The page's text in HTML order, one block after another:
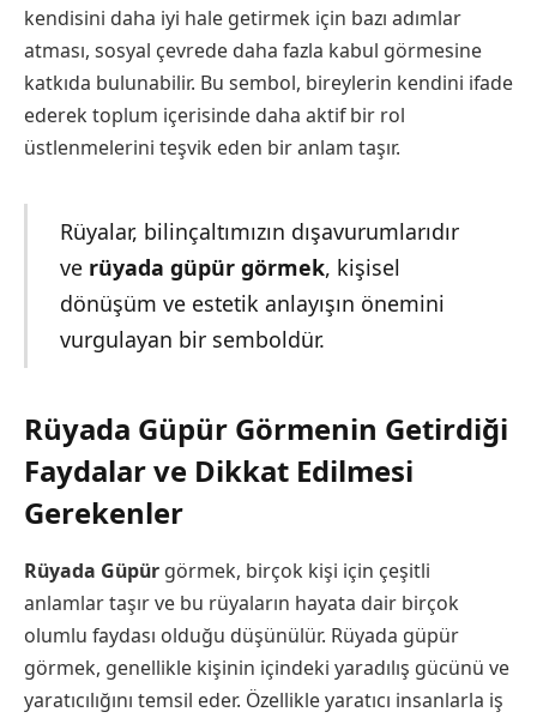
kendisini daha iyi hale getirmek için bazı adımlar
atması, sosyal çevrede daha fazla kabul görmesine
katkıda bulunabilir. Bu sembol, bireylerin kendini ifade
ederek toplum içerisinde daha aktif bir rol
üstlenmelerini teşvik eden bir anlam taşır.
Rüyalar, bilinçaltımızın dışavurumlarıdır
ve rüyada güpür görmek, kişisel
dönüşüm ve estetik anlayışın önemini
vurgulayan bir semboldür.
Rüyada Güpür Görmenin Getirdiği
Faydalar ve Dikkat Edilmesi
Gerekenler
Rüyada Güpür görmek, birçok kişi için çeşitli
anlamlar taşır ve bu rüyaların hayata dair birçok
olumlu faydası olduğu düşünülür. Rüyada güpür
görmek, genellikle kişinin içindeki yaradılış gücünü ve
yaratıcılığını temsil eder. Özellikle yaratıcı insanlarla iş